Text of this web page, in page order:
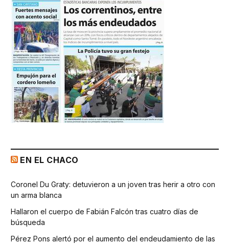
EN EL CHACO
Coronel Du Graty: detuvieron a un joven tras herir a otro con
un arma blanca
Hallaron el cuerpo de Fabián Falcón tras cuatro días de
búsqueda
Pérez Pons alertó por el aumento del endeudamiento de las